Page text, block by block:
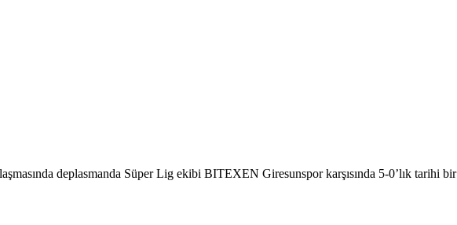
deplasmanda Süper Lig ekibi BITEXEN Giresunspor karşısında 5-0’lık tarihi bir